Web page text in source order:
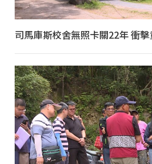
司馬庫斯校舍無照卡關22年 衝